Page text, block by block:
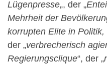
Lügenpresse„, der „
Mehrheit der
korrupten Elite in
der „verbrecherisch
Regierungsclique“, der „